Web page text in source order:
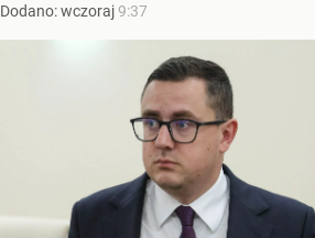
Dodano:wczoraj9:37